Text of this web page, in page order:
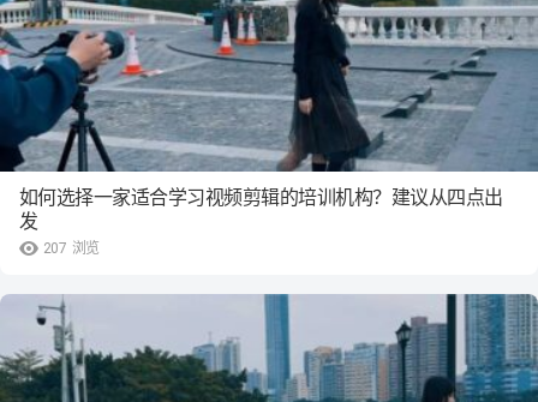
207 浏览
如何选择一家适合学习视频剪辑的培训机构？建议从四点出
发